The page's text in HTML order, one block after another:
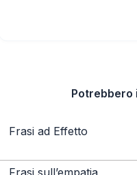
Frasi ad Effetto
Frasi sull’empatia